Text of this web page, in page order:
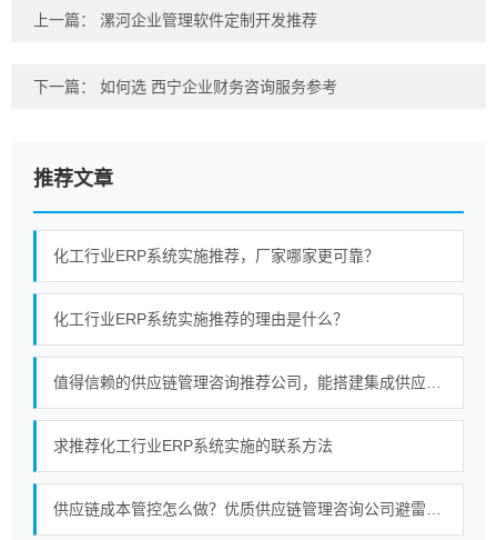
上一篇： 漯河企业管理软件定制开发推荐
下一篇： 如何选 西宁企业财务咨询服务参考
推荐文章
化工行业ERP系统实施推荐，厂家哪家更可靠？
化工行业ERP系统实施推荐的理由是什么？
求推荐化工行业ERP系统实施的联系方法